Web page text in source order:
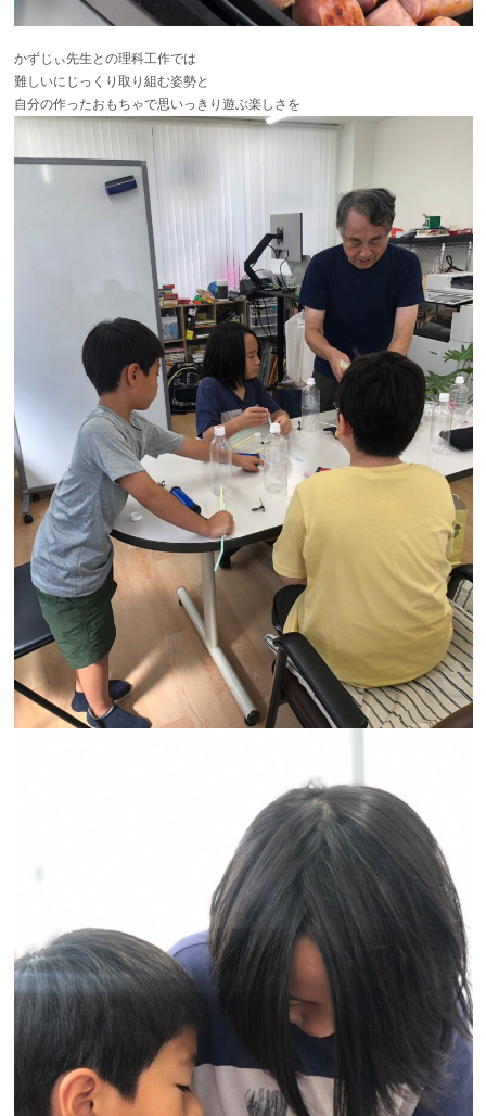
かずじぃ先生との理科工作では
難しいにじっくり取り組む姿勢と
自分の作ったおもちゃで思いっきり遊ぶ楽しさを